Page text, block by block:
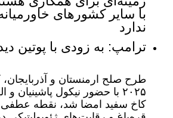
با سایر کشورهای
ندارد
ترامپ: به زودی با پوتین
۲۰۲۵ با حضور نیکول پاشینیان
کاخ سفید امضا شد، نقطه عطفی